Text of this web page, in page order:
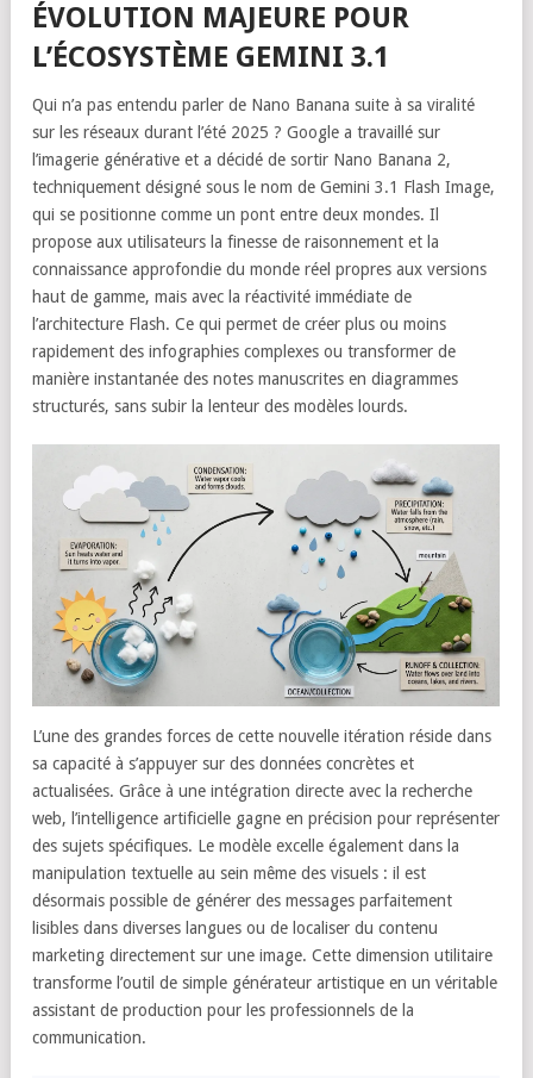
ÉVOLUTION MAJEURE POUR
L’ÉCOSYSTÈME GEMINI 3.1
Qui n’a pas entendu parler de Nano Banana suite à sa viralité
sur les réseaux durant l’été 2025 ? Google a travaillé sur
l’imagerie générative et a décidé de sortir Nano Banana 2,
techniquement désigné sous le nom de Gemini 3.1 Flash Image,
qui se positionne comme un pont entre deux mondes. Il
propose aux utilisateurs la finesse de raisonnement et la
connaissance approfondie du monde réel propres aux versions
haut de gamme, mais avec la réactivité immédiate de
l’architecture Flash. Ce qui permet de créer plus ou moins
rapidement des infographies complexes ou transformer de
manière instantanée des notes manuscrites en diagrammes
structurés, sans subir la lenteur des modèles lourds.
L’une des grandes forces de cette nouvelle itération réside dans
sa capacité à s’appuyer sur des données concrètes et
actualisées. Grâce à une intégration directe avec la recherche
web, l’intelligence artificielle gagne en précision pour représenter
des sujets spécifiques. Le modèle excelle également dans la
manipulation textuelle au sein même des visuels : il est
désormais possible de générer des messages parfaitement
lisibles dans diverses langues ou de localiser du contenu
marketing directement sur une image. Cette dimension utilitaire
transforme l’outil de simple générateur artistique en un véritable
assistant de production pour les professionnels de la
communication.